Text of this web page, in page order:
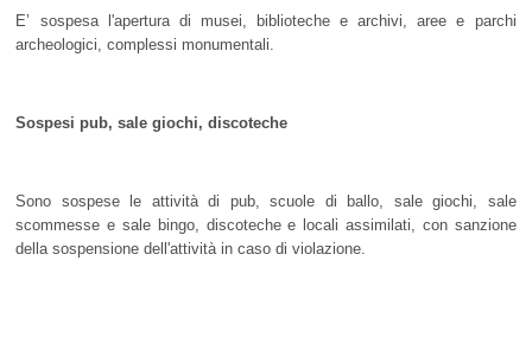
E’ sospesa l'apertura di musei, biblioteche e archivi, aree e parchi
archeologici, complessi monumentali.
Sospesi pub, sale giochi, discoteche
Sono sospese le attività di pub, scuole di ballo, sale giochi, sale
scommesse e sale bingo, discoteche e locali assimilati, con sanzione
della sospensione dell'attività in caso di violazione.